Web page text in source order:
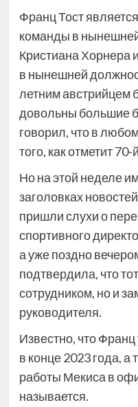
Франц Тост
команды в
Кристиана Хорнера
в нынешней
летним австрийцем
довольны большие
говорил, что в
того, как отметит
Но на этой неделе
заголовках
пришли слухи о
спортивного
а уже поздно
подтвердила, что
сотрудником, но и
руководителя.
Известно, что
в конце 2023 года, а
работы Мекиса в
называется.